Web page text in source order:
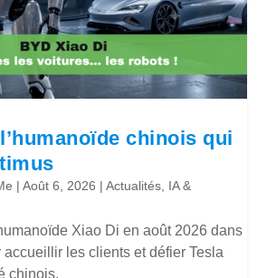
chinois qui
|Août 6, 2026 |Actualités, IA &
Xiao Di en août 2026 dans
les clients et défier Tesla
chinois.